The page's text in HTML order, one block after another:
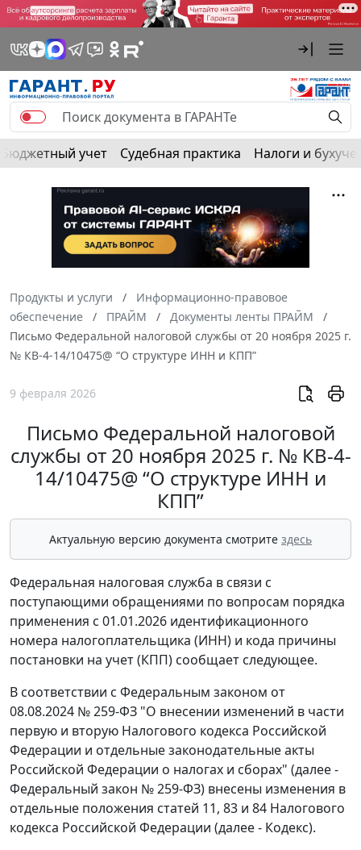
Бюджетный учет Судебная практика Налоги и
Продукты и услуги
Информационно-правовое
обеспечение
ПРАЙМ
Документы ленты ПРАЙМ
Письмо Федеральной налоговой службы от 20 ноября 2025 г.
№ КВ-4-14/10475@ “О структуре ИНН и КПП”
9 февраля 2026
Письмо Федеральной налоговой
службы от 20 ноября 2025 г. № КВ-4-
14/10475@ “О структуре ИНН и
КПП”
Актуальную версию документа смотрите здесь
Федеральная налоговая служба в связи с
поступающими обращениями по вопросам порядка
применения с 01.01.2026 идентификационного
номера налогоплательщика (ИНН) и кода причины
постановки на учет (КПП) сообщает следующее.
В соответствии с Федеральным законом от
08.08.2024 № 259-ФЗ "О внесении изменений в части
первую и вторую Налогового кодекса Российской
Федерации и отдельные законодательные акты
Российской Федерации о налогах и сборах" (далее -
Федеральный закон № 259-ФЗ) внесены изменения в
отдельные положения статей 11, 83 и 84 Налогового
кодекса Российской Федерации (далее - Кодекс).